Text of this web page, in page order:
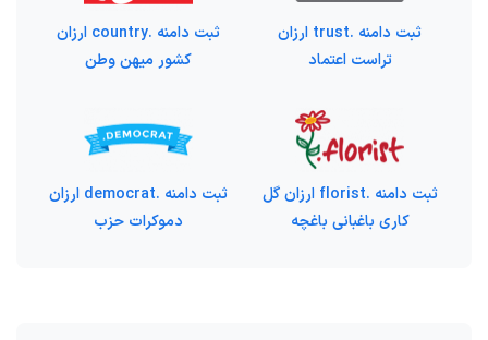
ثبت دامنه .trust ارزان
تراست اعتماد
ثبت دامنه .country ارزان
کشور میهن وطن
ثبت دامنه .florist ارزان گل
کاری باغبانی باغچه
ثبت دامنه .democrat ارزان
دموکرات حزب